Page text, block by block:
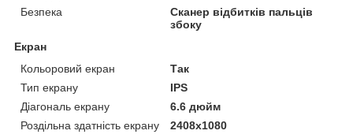
Безпека
Сканер відбитків пальців
збоку
Екран
Кольоровий екран
Так
Тип екрану
IPS
Діагональ екрану
6.6 дюйм
Роздільна здатність екрану
2408x1080